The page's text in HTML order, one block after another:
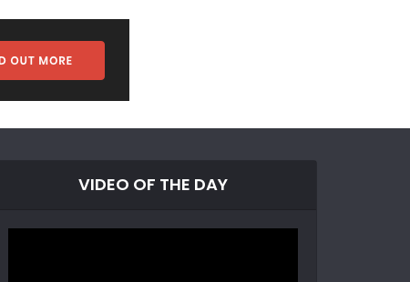
VIDEO OF THE DAY